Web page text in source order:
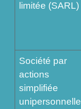
limitée (SARL)
Société par
actions
simplifiée
unipersonnelle